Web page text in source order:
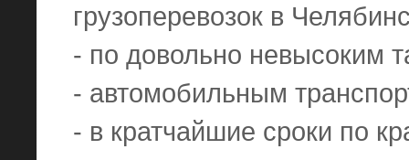
грузоперевозок в
- по довольно невысоким
- автомобильным
- в кратчайшие сроки по